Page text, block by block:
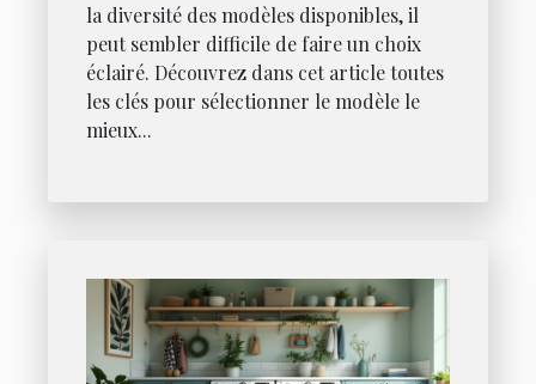
la diversité des modèles disponibles, il
peut sembler difficile de faire un choix
éclairé. Découvrez dans cet article toutes
les clés pour sélectionner le modèle le
mieux...